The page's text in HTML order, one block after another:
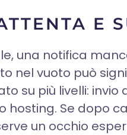
E
una notifica
nel vuoto può
su più livelli:
hosting. Se dopo
un occhio